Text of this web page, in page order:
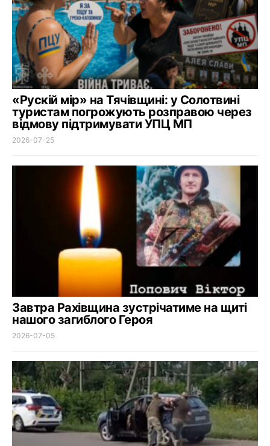
«Рускій мір» на Тячівщині: у Солотвині
туристам погрожують розправою через
відмову підтримувати УПЦ МП
2026-07-25
Завтра Рахівщина зустрічатиме на щиті
нашого загиблого Героя
2026-07-05